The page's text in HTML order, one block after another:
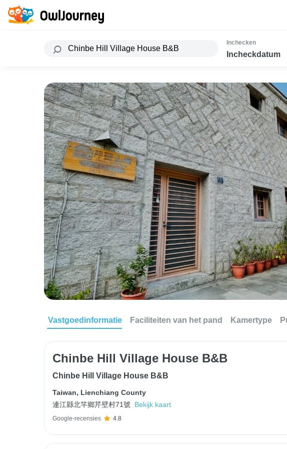
Inchecken
Incheckdatum
Vastgoedinformatie Faciliteiten van het pand Kamertype
Chinbe Hill Village House B&B
Chinbe Hill Village House B&B
Taiwan, Lienchiang County
連江縣北竿鄉芹壁村71號
Bekijk kaart
Google-recensies 4.8